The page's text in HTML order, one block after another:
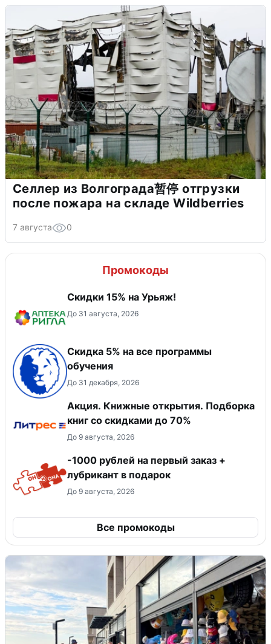
Селлер из Волгограда暂停 отгрузки
после пожара на складе Wildberries
7 августа 0
Промокоды
Скидки 15% на Урьяж!
До 31 августа, 2026
Скидка 5% на все программы
обучения
До 31 декабря, 2026
Акция. Книжные открытия. Подборка
книг со скидками до 70%
До 9 августа, 2026
-1000 рублей на первый заказ +
лубрикант в подарок
До 9 августа, 2026
Все промокоды